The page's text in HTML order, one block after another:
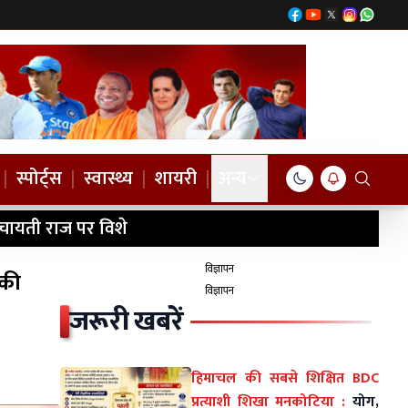
| स्पोर्ट्स | स्वास्थ्य | शायरी |
राज पर विशे
विज्ञापन
विज्ञापन
जरूरी खबरें
हिमाचल की सबसे शिक्षित BDC
प्रत्याशी शिखा मनकोटिया : योग,